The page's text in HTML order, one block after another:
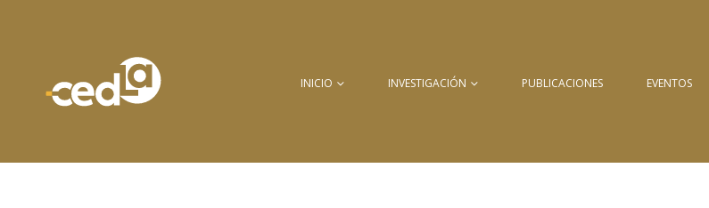
INICIO INVESTIGACIÓN PUBLICACIONES EVENTOS